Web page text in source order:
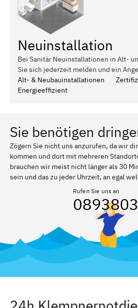
Neuinstallation
Bei Sanitär Neuinstallationen in Alt-
Sie sich jederzeit melden und ein
Alt- & Neubauinstallationen
Energieeffizient
Sie benötigen
Zögern Sie nicht uns anzurufen, da wir
kommen und dort mit mehreren
brauchen wir meist nicht länger als 30
sein und das zu jeder Uhrzeit, an egal
Rufen Sie uns an